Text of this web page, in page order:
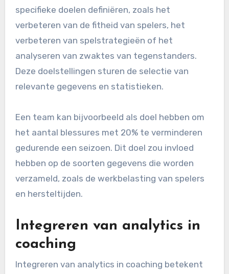
specifieke doelen definiëren, zoals het
verbeteren van de fitheid van spelers, het
verbeteren van spelstrategieën of het
analyseren van zwaktes van tegenstanders.
Deze doelstellingen sturen de selectie van
relevante gegevens en statistieken.
Een team kan bijvoorbeeld als doel hebben om
het aantal blessures met 20% te verminderen
gedurende een seizoen. Dit doel zou invloed
hebben op de soorten gegevens die worden
verzameld, zoals de werkbelasting van spelers
en hersteltijden.
Integreren van analytics in
coaching
Integreren van analytics in coaching betekent